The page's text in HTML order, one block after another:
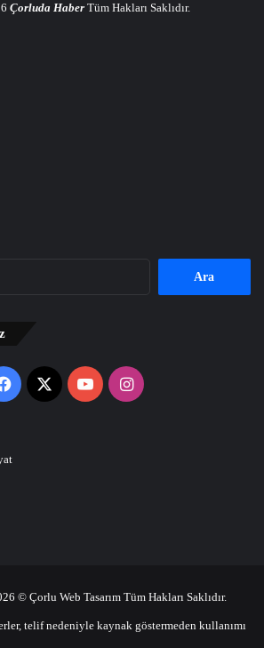
Çorluda Haber Tüm Hakları Saklıdır.
Facebook
X YouTubeInstagram
© Çorlu Web Tasarım Tüm Hakları Saklıdır.
telif nedeniyle kaynak göstermeden kullanımı